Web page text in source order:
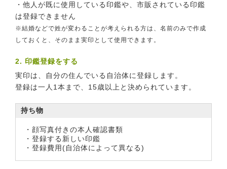
・他人が既に使用している印鑑や、市販されている印鑑
は登録できません
※結婚などで姓が変わることが考えられる方は、名前のみで作成
しておくと、そのまま実印として使用できます。
2. 印鑑登録をする
実印は、自分の住んでいる自治体に登録します。
登録は一人1本まで、15歳以上と決められています。
持ち物
・顔写真付きの本人確認書類
・登録する新しい印鑑
・登録費用(自治体によって異なる)